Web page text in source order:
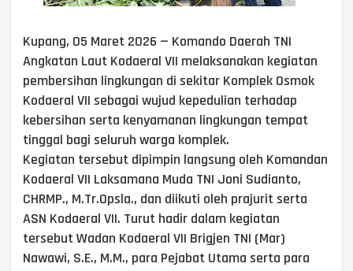
Kupang, 05 Maret 2026 — Komando Daerah TNI
Angkatan Laut Kodaeral VII melaksanakan kegiatan
pembersihan lingkungan di sekitar Komplek Osmok
Kodaeral VII sebagai wujud kepedulian terhadap
kebersihan serta kenyamanan lingkungan tempat
tinggal bagi seluruh warga komplek.
Kegiatan tersebut dipimpin langsung oleh Komandan
Kodaeral VII Laksamana Muda TNI Joni Sudianto,
CHRMP., M.Tr.Opsla., dan diikuti oleh prajurit serta
ASN Kodaeral VII. Turut hadir dalam kegiatan
tersebut Wadan Kodaeral VII Brigjen TNI (Mar)
Nawawi, S.E., M.M., para Pejabat Utama serta para